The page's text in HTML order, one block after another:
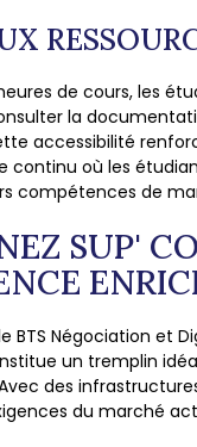
de cours, les
la
accessibilité
continu où les
compétences de
SUP'
BTS Négociation et
un tremplin
des
du marché